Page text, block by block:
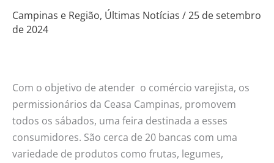
Campinas e Região, Últimas Notícias /25 de setembro
de 2024
Com o objetivo de atender o comércio varejista, os
permissionários da Ceasa Campinas, promovem
todos os sábados, uma feira destinada a esses
consumidores. São cerca de 20 bancas com uma
variedade de produtos como frutas, legumes,
hortifrútis
aos
varejo